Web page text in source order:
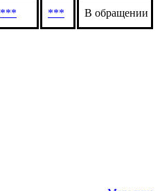
*** *** В обращении